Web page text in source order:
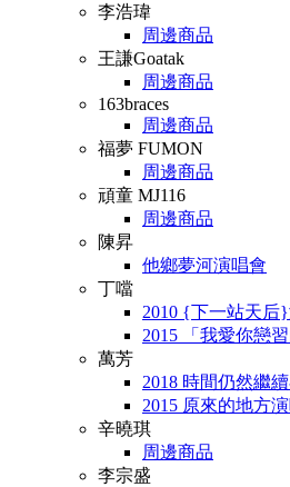
李浩瑋
周邊商品
王謙Goatak
周邊商品
163braces
周邊商品
福夢 FUMON
周邊商品
頑童 MJ116
周邊商品
陳昇
他鄉夢河演唱會
丁噹
2010 {下一站天后
2015 「我愛你戀習
萬芳
2018 時間仍然繼
2015 原來的地方
辛曉琪
周邊商品
李宗盛